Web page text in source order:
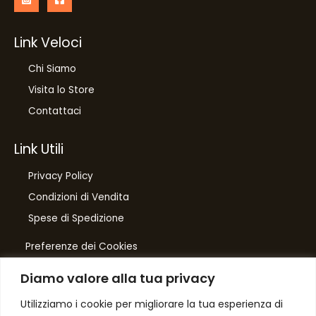
Diamo valore alla tua privacy
Utilizziamo i cookie per migliorare la tua esperienza di
Link Veloci
Chi Siamo
Visita lo Store
Contattaci
Link Utili
Privacy Policy
Condizioni di Vendita
Spese di Spedizione
Preferenze dei Cookies
Number One
di Domenico Toccacieli